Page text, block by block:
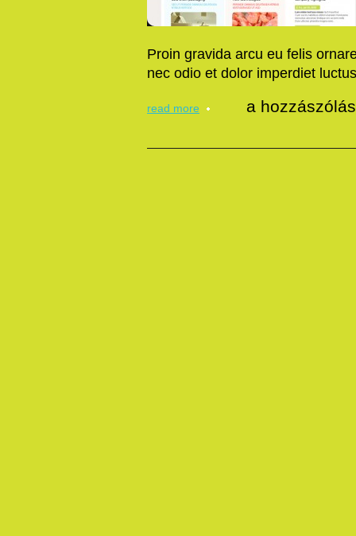
Proin gravida arcu eu felis
nec odio et dolor imperdiet
read more
litora
torquent
a